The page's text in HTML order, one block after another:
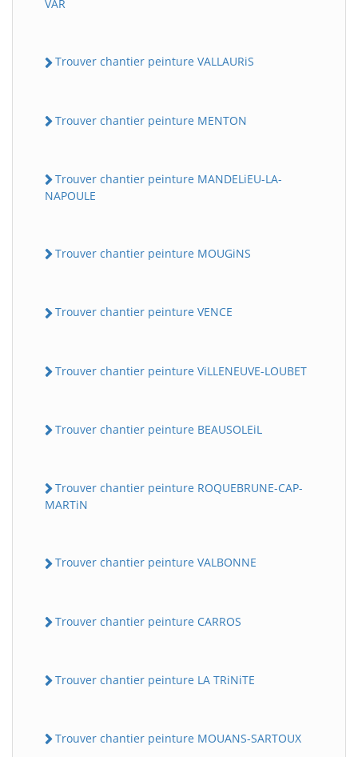
VAR
Trouver chantier peinture VALLAURiS
Trouver chantier peinture MENTON
Trouver chantier peinture MANDELiEU-LA-
NAPOULE
Trouver chantier peinture MOUGiNS
Trouver chantier peinture VENCE
Trouver chantier peinture ViLLENEUVE-LOUBET
Trouver chantier peinture BEAUSOLEiL
Trouver chantier peinture ROQUEBRUNE-CAP-
MARTiN
Trouver chantier peinture VALBONNE
Trouver chantier peinture CARROS
Trouver chantier peinture LA TRiNiTE
Trouver chantier peinture MOUANS-SARTOUX